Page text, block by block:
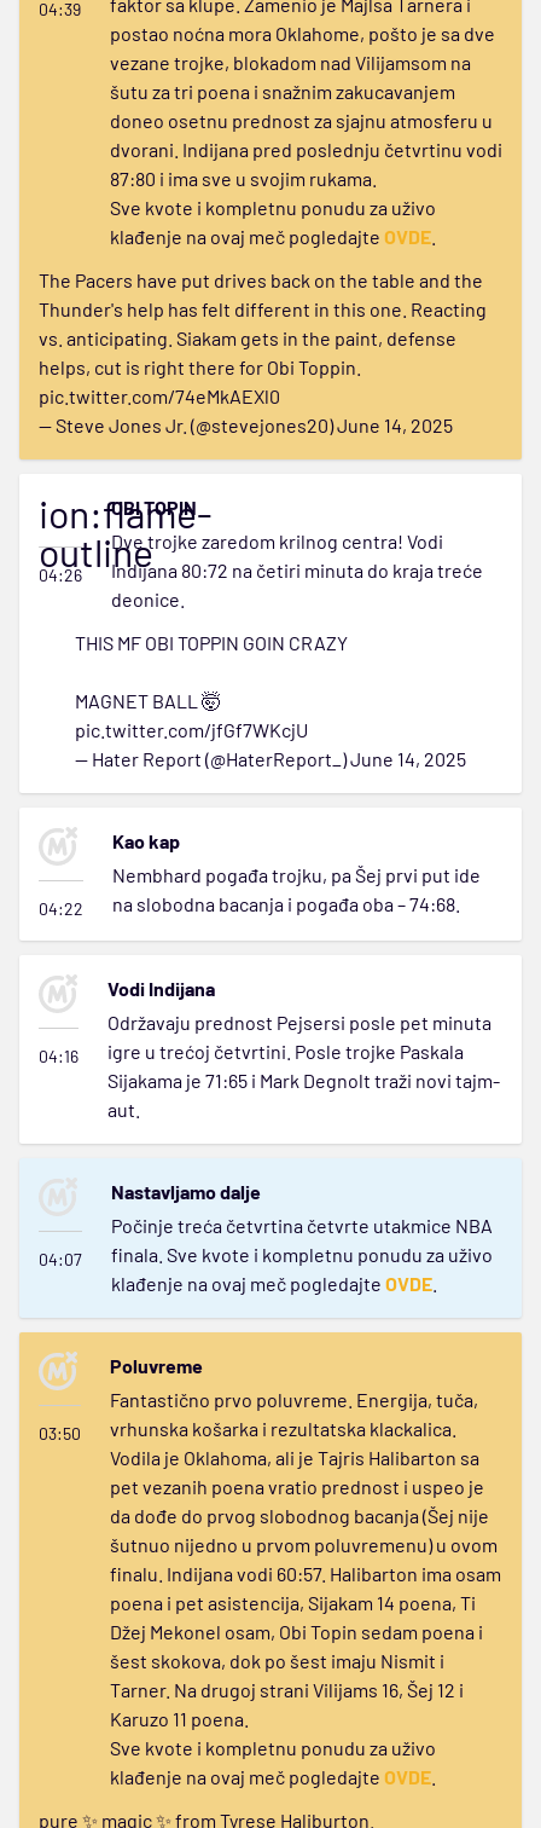
04:39
faktor sa klupe. Zamenio je Majlsa Tarnera i
postao noćna mora Oklahome, pošto je sa dve
vezane trojke, blokadom nad Vilijamsom na
šutu za tri poena i snažnim zakucavanjem
doneo osetnu prednost za sjajnu atmosferu u
dvorani. Indijana pred poslednju četvrtinu vodi
87:80 i ima sve u svojim rukama.
Sve kvote i kompletnu ponudu za uživo
klađenje na ovaj meč pogledajte OVDE
The Pacers have put drives back on the table and the
Thunder's help has felt different in this one. Reacting
vs. anticipating. Siakam gets in the paint, defense
helps, cut is right there for Obi Toppin.
pic.twitter.com/74eMkAEXl0
— Steve Jones Jr. (@stevejones20)June 14, 2025
ion:flame-
outline
04:26
OBI TOPIN
Dve trojke zaredom krilnog centra! Vodi
Indijana 80:72 na četiri minuta do kraja treće
deonice.
THIS MF OBI TOPPIN GOIN CRAZY
MAGNET BALL 🤯
pic.twitter.com/jfGf7WKcjU
— Hater Report (@HaterReport_)June 14, 2025
04:22
Kao kap
Nembhard pogađa trojku, pa Šej prvi put ide
na slobodna bacanja i pogađa oba – 74:68.
04:16
Vodi Indijana
Održavaju prednost Pejsersi posle pet minuta
igre u trećoj četvrtini. Posle trojke Paskala
Sijakama je 71:65 i Mark Degnolt traži novi tajm-
aut.
04:07
Nastavljamo dalje
Počinje treća četvrtina četvrte utakmice NBA
finala. Sve kvote i kompletnu ponudu za uživo
klađenje na ovaj meč pogledajte OVDE
03:50
Poluvreme
Fantastično prvo poluvreme. Energija, tuča,
vrhunska košarka i rezultatska klackalica.
Vodila je Oklahoma, ali je Tajris Halibarton sa
pet vezanih poena vratio prednost i uspeo je
da dođe do prvog slobodnog bacanja (Šej nije
šutnuo nijedno u prvom poluvremenu) u ovom
finalu. Indijana vodi 60:57. Halibarton ima osam
poena i pet asistencija, Sijakam 14 poena, Ti
Džej Mekonel osam, Obi Topin sedam poena i
šest skokova, dok po šest imaju Nismit i
Tarner. Na drugoj strani Vilijams 16, Šej 12 i
Karuzo 11 poena.
Sve kvote i kompletnu ponudu za uživo
klađenje na ovaj meč pogledajte OVDE
pure ✨ magic ✨ from Tyrese Haliburton.